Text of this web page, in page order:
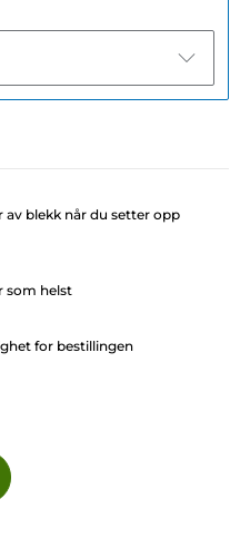
av blekk når du setter opp
som helst
for bestillingen